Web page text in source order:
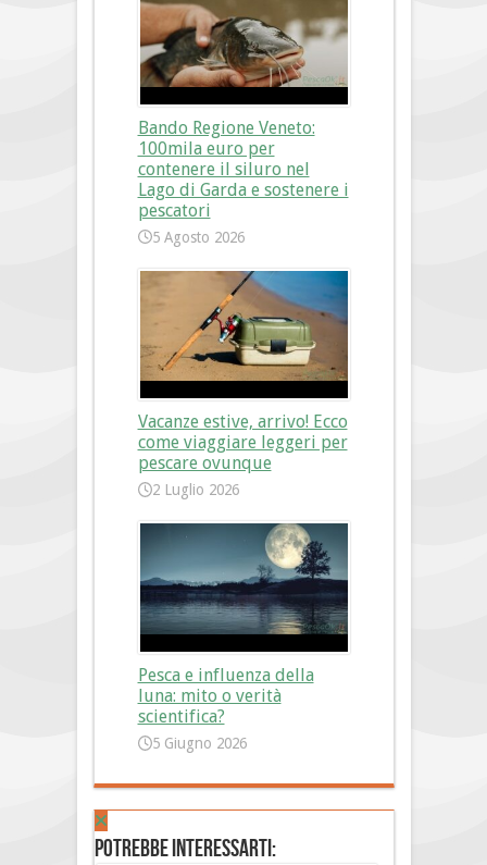
Bando Regione Veneto:
100mila euro per
contenere il siluro nel
Lago di Garda e sostenere i
pescatori
5 Agosto 2026
Vacanze estive, arrivo! Ecco
come viaggiare leggeri per
pescare ovunque
2 Luglio 2026
Pesca e influenza della
luna: mito o verità
scientifica?
5 Giugno 2026
Potrebbe interessarti: